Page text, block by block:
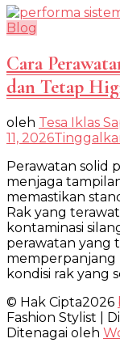
Blog
Cara
dan Tetap
oleh Tesa Iklas
11, 2026
Perawatan solid
menjaga
memastikan
Rak yang
kontaminasi
perawatan yang
memperpanjang
kondisi rak yang
© Hak Cipta2026
Fashion Stylist |
Ditenagai oleh